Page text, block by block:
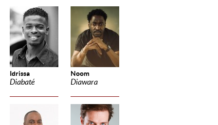
Idrissa
Diabaté
Noom
Diawara